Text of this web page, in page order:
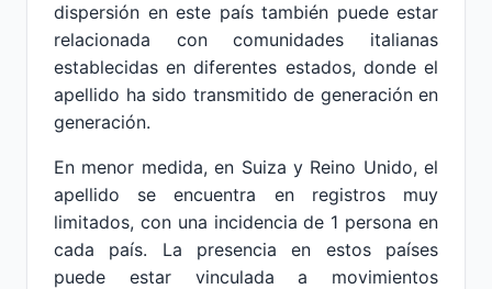
dispersión en este país también puede estar
relacionada con comunidades italianas
establecidas en diferentes estados, donde el
apellido ha sido transmitido de generación en
generación.
En menor medida, en Suiza y Reino Unido, el
apellido se encuentra en registros muy
limitados, con una incidencia de 1 persona en
cada país. La presencia en estos países
puede estar vinculada a movimientos